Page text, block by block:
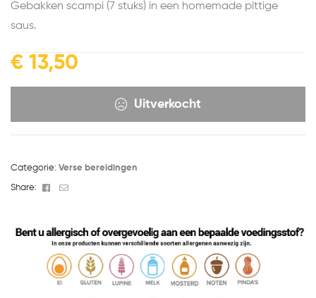
Gebakken scampi (7 stuks) in een homemade pittige
saus.
€ 13,50
Uitverkocht
Categorie: Verse bereidingen
Share: Facebook
Email